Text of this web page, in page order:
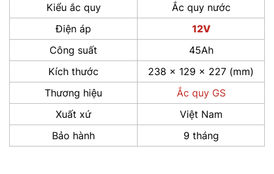
Kiểu ắc quy
Ắc quy nước
Điện áp
12V
Công suất
45Ah
Kích thước
238 x 129 x 227 (mm)
Thương hiệu
Ắc quy GS
Xuất xứ
Việt Nam
Bảo hành
9 tháng